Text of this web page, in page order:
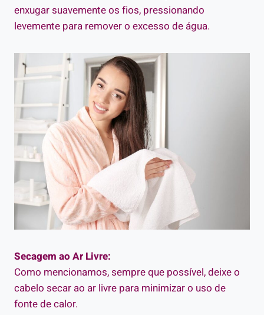
enxugar suavemente os fios, pressionando
levemente para remover o excesso de água.
Secagem ao Ar Livre:
Como mencionamos, sempre que possível, deixe o
cabelo secar ao ar livre para minimizar o uso de
fonte de calor.